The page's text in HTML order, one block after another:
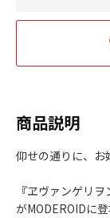
商品説明
仰せの通りに、お
『ヱヴァンゲリ
がMODEROIDに登